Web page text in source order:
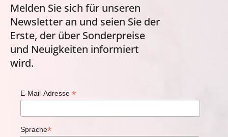
Melden Sie sich für unseren
Newsletter an und seien Sie der
Erste, der über Sonderpreise
und Neuigkeiten informiert
wird.
E-Mail-Adresse *
Sprache*